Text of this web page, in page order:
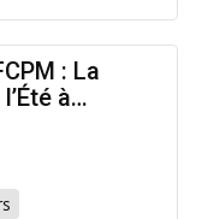
: La
à